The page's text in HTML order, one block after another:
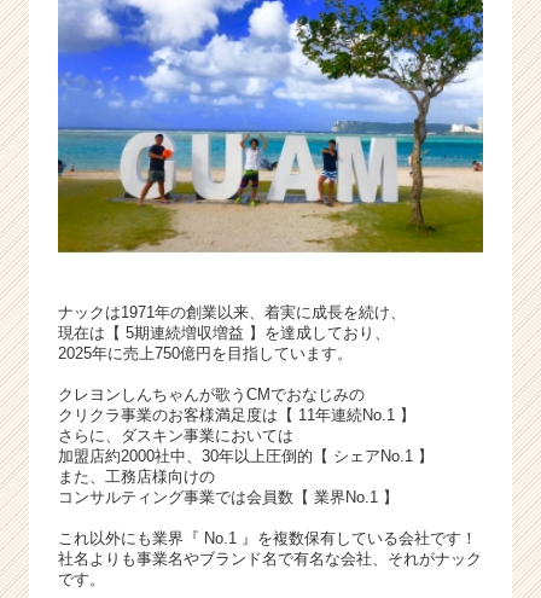
ナックは1971年の創業以来、着実に成長を続け、
現在は【 5期連続増収増益 】を達成しており、
2025年に売上750億円を目指しています。
クレヨンしんちゃんが歌うCMでおなじみの
クリクラ事業のお客様満足度は【 11年連続No.1 】
さらに、ダスキン事業においては
加盟店約2000社中、30年以上圧倒的【 シェアNo.1 】
また、工務店様向けの
コンサルティング事業では会員数【 業界No.1 】
これ以外にも業界『 No.1 』を複数保有している会社です！
社名よりも事業名やブランド名で有名な会社、それがナック
です。